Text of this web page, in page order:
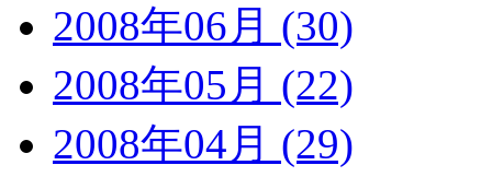
2008年06月 (30)
2008年05月 (22)
2008年04月 (29)